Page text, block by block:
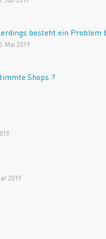
besteht ein Problem
Mai 2019
Shops ?
2019